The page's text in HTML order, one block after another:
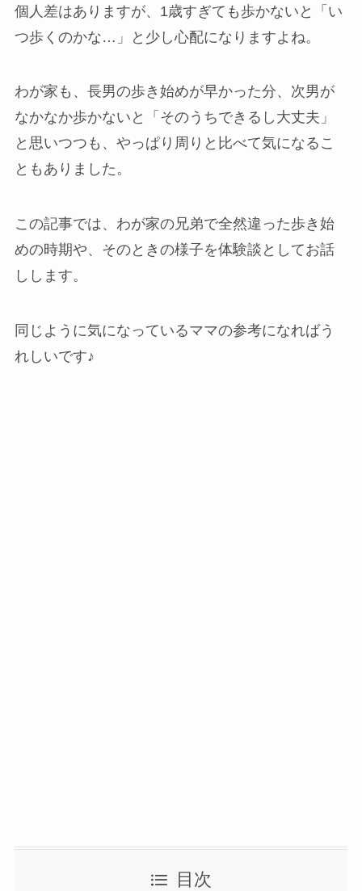
個人差はありますが、1歳すぎても歩かないと「い
つ歩くのかな…」と少し心配になりますよね。
わが家も、長男の歩き始めが早かった分、次男が
なかなか歩かないと「そのうちできるし大丈夫」
と思いつつも、やっぱり周りと比べて気になるこ
ともありました。
この記事では、わが家の兄弟で全然違った歩き始
めの時期や、そのときの様子を体験談としてお話
しします。
同じように気になっているママの参考になればう
れしいです♪
目次